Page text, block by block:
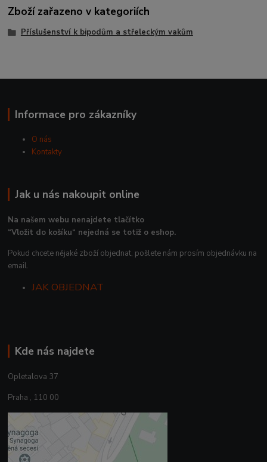
Zboží zařazeno v kategoriích
Příslušenství k bipodům a střeleckým vakům
Informace pro zákazníky
O nás
Kontakty
Jak u nás nakoupit online
Na našem webu nenajdete tlačítko
“Vložit do košíku“ nejedná se totiž o eshop.
Pokud chcete nějaké zboží objednat, pošlete nám prosím objednávku na
email.
JAK OBJEDNAT
Kde nás najdete
Opletalova 37
Praha , 110 00